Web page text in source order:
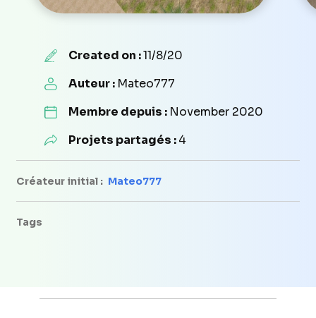
Created on :11/8/20
Auteur : Mateo777
Membre depuis : November 2020
Projets partagés :4
Créateur initial : Mateo777
Tags